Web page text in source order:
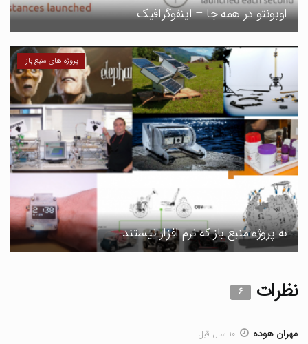
اوبونتو در همه جا – اینفوگرافیک
پروژه های منبع باز
نه پروژه منبع باز که نرم افزار نیستند
نظرات ۶
مهران هوده ۱۰ سال قبل